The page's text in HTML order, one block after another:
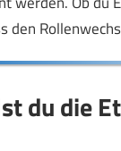
den
du die